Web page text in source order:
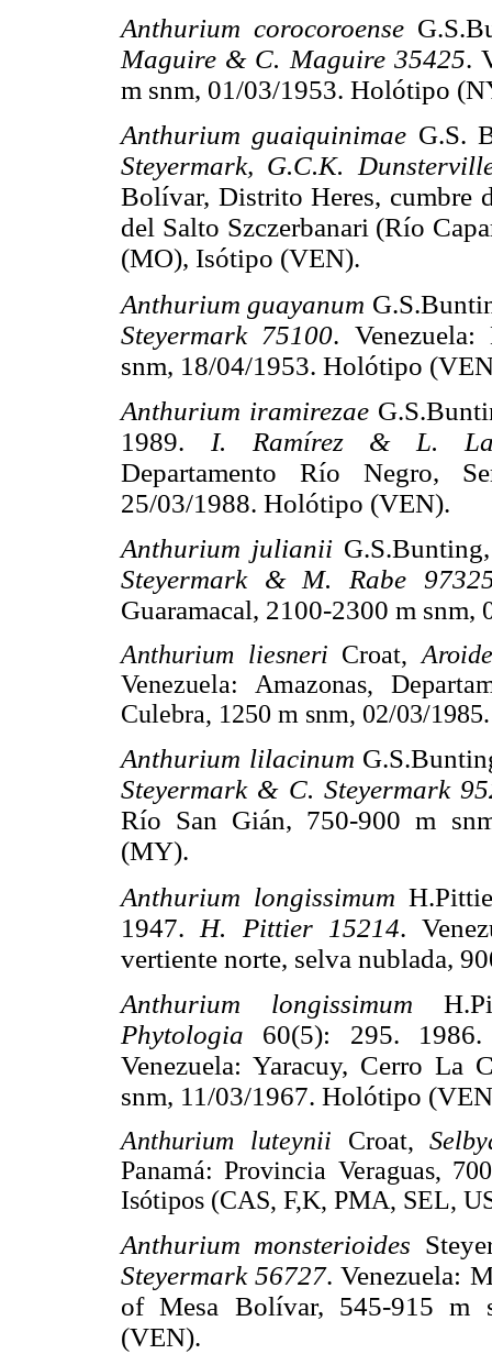
Anthurium corocoroense
Maguire & C. Maguire 35425.
m snm, 01/03/1953. Holótipo
Anthurium guaiquinimae G.S.
Steyermark, G.C.K.
Bolívar, Distrito Heres, cumbre
del Salto Szczerbanari (Río
(MO), Isótipo (VEN).
Anthurium guayanum
Steyermark 75100.
snm, 18/04/1953. Holótipo
Anthurium iramirezae
1989. I. Ramírez & L.
Departamento Río Negro,
25/03/1988. Holótipo (VEN).
Anthurium julianii
Steyermark & M. Rabe
Guaramacal, 2100-2300 m
Anthurium liesneri Croat,
Venezuela: Amazonas,
Culebra, 1250 m snm, 02/03/
Anthurium lilacinum
Steyermark & C. Steyermark
Río San Gián, 750-900 m
(MY).
Anthurium longissimum
1947. H. Pittier 15214.
vertiente norte, selva nublada,
Anthurium longissimum
Phytologia 60(5): 295.
Venezuela: Yaracuy, Cerro La
snm, 11/03/1967. Holótipo
Anthurium luteynii Croat,
Panamá: Provincia Veraguas,
Isótipos (CAS, F,K, PMA, SEL,
Anthurium monsterioides
Steyermark 56727. Venezuela:
of Mesa Bolívar, 545-915 m
(VEN).